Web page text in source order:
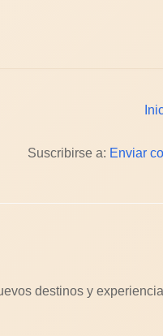
Suscribirse a: Enviar
destinos y